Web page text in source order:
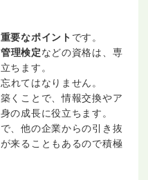
要なポイント です。
理検定などの資格は、専
ちます。
れてはなりません。
くことで、情報交換やア
の成長に役立ちます。
、他の企業からの引き抜
来ることもあるので積極